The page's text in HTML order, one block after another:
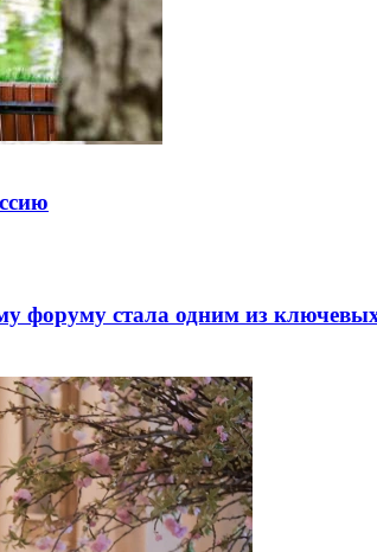
форуму стала одним из